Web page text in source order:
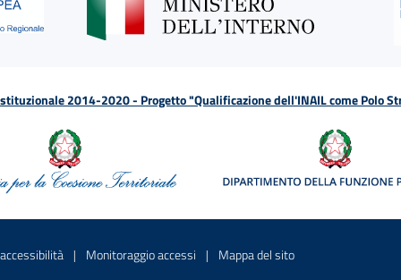
2014-2020 - Progetto "Qualificazione dell'INAIL come Polo
una nuova finestraSito interno - Apre in una nuova finestra
Monitoraggio accessi Sito interno - Apre in una nuova
Mappa del sitoSito interno - Apre